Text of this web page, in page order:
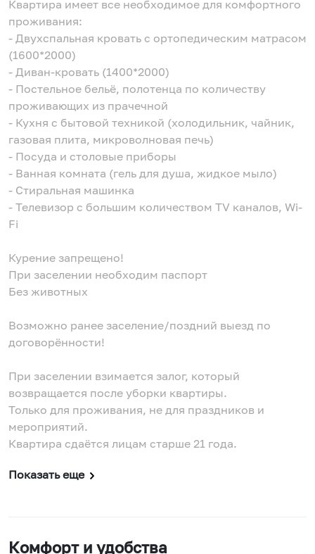
Квартира имеет все необходимое для комфортного
проживания:
- Двухспальная кровать с ортопедическим матрасом
(1600*2000)
- Диван-кровать (1400*2000)
- Постельное бельё, полотенца по количеству
проживающих из прачечной
- Кухня с бытовой техникой (холодильник, чайник,
газовая плита, микроволновая печь)
- Посуда и столовые приборы
- Ванная комната (гель для душа, жидкое мыло)
- Стиральная машинка
- Телевизор с большим количеством TV каналов, Wi-
Fi
Курение запрещено!
При заселении необходим паспорт
Без животных
Возможно ранее заселение/поздний выезд по
договорённости!
При заселении взимается залог, который
возвращается после уборки квартиры.
Только для проживания, не для праздников и
мероприятий.
Квартира сдаётся лицам старше 21 года.
Показать еще
Комфорт и удобства